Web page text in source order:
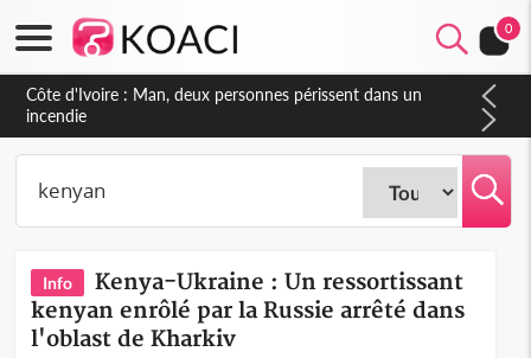
0
Côte d'Ivoire : Man, deux personnes périssent dans un
incendie
Info
Kenya-Ukraine : Un ressortissant
kenyan enrôlé par la Russie arrêté dans
l'oblast de Kharkiv